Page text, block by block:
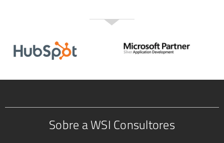
Sobre a WSI Consultores